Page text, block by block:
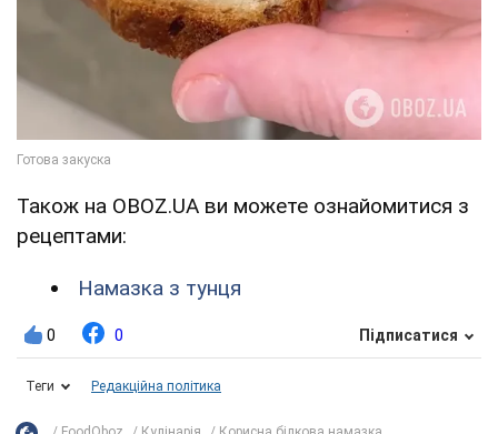
Також на OBOZ.UA ви можете ознайомитися з
рецептами:
Намазка з тунця
0 0 Підписатися
Теги Редакційна політика